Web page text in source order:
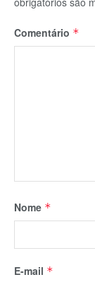
Comentário *
Nome *
E-mail *